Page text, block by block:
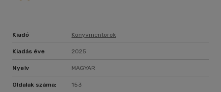
Kiadó Könyvmentorok
Kiadás éve 2025
Nyelv MAGYAR
Oldalak száma: 153